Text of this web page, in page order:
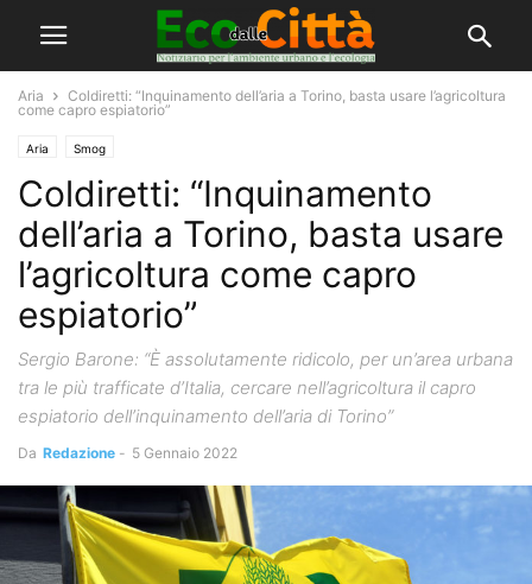
Aria
Coldiretti: “Inquinamento dell’aria a Torino, basta usare l’agricoltura
come capro espiatorio”
Aria Smog
Coldiretti: “Inquinamento
dell’aria a Torino, basta usare
l’agricoltura come capro
espiatorio”
Sergio Barone: “È assolutamente ridicolo, per un’area urbana
tra le più trafficate d’Italia, cercare nell’agricoltura il capro
espiatorio dell’inquinamento dell’aria di Torino”
Da Redazione - 5 Gennaio 2022